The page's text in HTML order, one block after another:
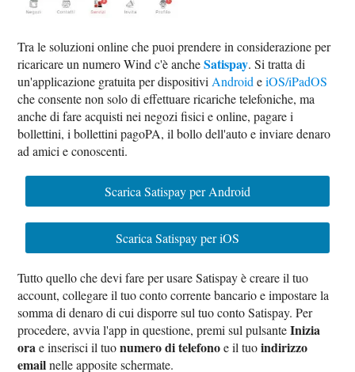
Tra le soluzioni online che puoi prendere in considerazione per
ricaricare un numero Wind c'è ancheSatispay. Si tratta di
un'applicazione gratuita per dispositiviAndroideiOS/iPadOS
che consente non solo di effettuare ricariche telefoniche, ma
anche di fare acquisti nei negozi fisici e online, pagare i
bollettini, i bollettini pagoPA, il bollo dell'auto e inviare denaro
ad amici e conoscenti.
Scarica Satispay per Android
Scarica Satispay per iOS
Tutto quello che devi fare per usare Satispay è creare il tuo
account, collegare il tuo conto corrente bancario e impostare la
somma di denaro di cui disporre sul tuo conto Satispay. Per
procedere, avvia l'app in questione, premi sul pulsanteInizia
orae inserisci il tuonumero di telefonoe il tuoindirizzo
emailnelle apposite schermate.